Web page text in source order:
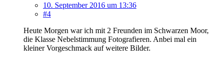
10. September 2016 um 13:36
#4
Heute Morgen war ich mit 2 Freunden im Schwarzen Moor,
die Klasse Nebelstimmung Fotografieren. Anbei mal ein
kleiner Vorgeschmack auf weitere Bilder.